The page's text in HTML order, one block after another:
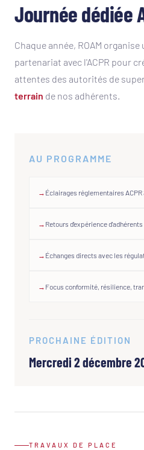
Journée dédiée
Chaque année, ROAM
partenariat avec l'ACPR pour
attentes des autorités de
terrain de nos adhérents.
AU PROGRAMME
Éclairages réglementaires ACPR
Retours d'expérience d'adhérents
Échanges directs avec les
Focus conformité, résilience,
PROCHAINE ÉDITION
Mercredi 2 décembre
TRAVAUX DE PLACE